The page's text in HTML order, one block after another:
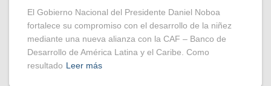
El Gobierno Nacional del Presidente Daniel Noboa
fortalece su compromiso con el desarrollo de la niñez
mediante una nueva alianza con la CAF – Banco de
Desarrollo de América Latina y el Caribe. Como
resultado Leer más